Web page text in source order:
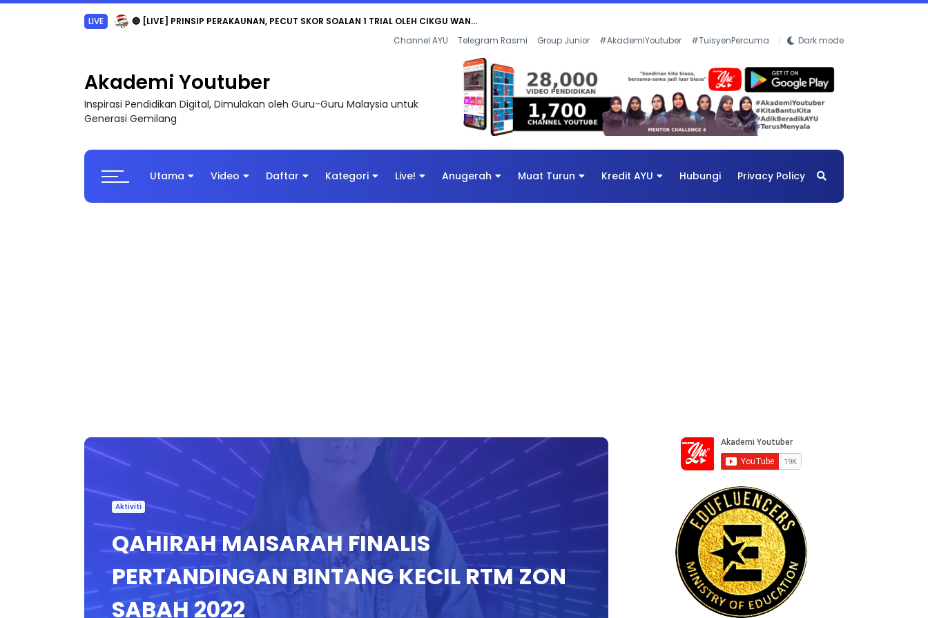
LIVE 🔴 [LIVE] PRINSIP PERAKAUNAN, PECUT SKOR SOALAN 1 TRIAL OLEH CIKGU WAN...
Channel AYU Telegram Rasmi Group Junior #AkademiYoutuber #TuisyenPercuma Dark mode
Akademi Youtuber
Inspirasi Pendidikan Digital, Dimulakan oleh Guru-Guru Malaysia untuk
Generasi Gemilang
Utama Video Daftar Kategori Live! Anugerah Muat Turun Kredit AYU Hubungi Privacy Policy
Aktiviti
QAHIRAH MAISARAH FINALIS
PERTANDINGAN BINTANG KECIL RTM ZON
SABAH 2022